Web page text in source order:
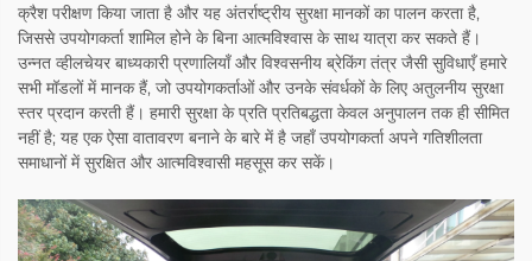
क्रैश परीक्षण किया जाता है और यह अंतर्राष्ट्रीय सुरक्षा मानकों का पालन करता है,
जिससे उपयोगकर्ता शामिल होने के बिना आत्मविश्वास के साथ यात्रा कर सकते हैं।
उन्नत व्हीलचेयर बाध्यकारी प्रणालियाँ और विश्वसनीय ब्रेकिंग तंत्र जैसी सुविधाएँ हमारे
सभी मॉडलों में मानक हैं, जो उपयोगकर्ताओं और उनके संवर्धकों के लिए अतुलनीय सुरक्षा
स्तर प्रदान करती हैं। हमारी सुरक्षा के प्रति प्रतिबद्धता केवल अनुपालन तक ही सीमित
नहीं है; यह एक ऐसा वातावरण बनाने के बारे में है जहाँ उपयोगकर्ता अपने गतिशीलता
समाधानों में सुरक्षित और आत्मविश्वासी महसूस कर सकें।